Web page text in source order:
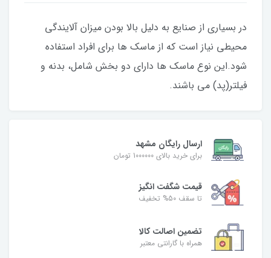
در بسیاری از صنایع به دلیل بالا بودن میزان آلایندگی
محیطی نیاز است که از ماسک ها برای افراد استفاده
شود.این نوع ماسک ها دارای دو بخش شامل، بدنه و
فیلتر(پد) می باشند.
ارسال رایگان مشهد
برای خرید بالای 1000000 تومان
قیمت شگفت‌ انگیز
تا سقف 50% تخفیف
تضمین اصالت کالا
همراه با گارانتی معتبر